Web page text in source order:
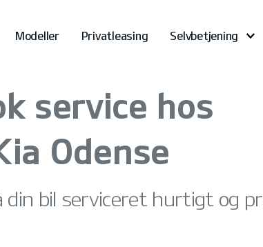
Modeller Privatleasing Selvbetjening
service hos
Odense
din bil serviceret hurtigt og